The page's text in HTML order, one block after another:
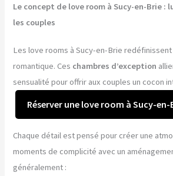
Le concept de love room à Sucy-en-Brie
les couples
Les love rooms à Sucy-en-Brie redéfinissent
romantique. Ces chambres d’exception
sensualité pour offrir aux couples un cocon
Réserver une love room à Sucy-
Chaque détail est pensé pour créer une
moments de complicité avec un
généralement :